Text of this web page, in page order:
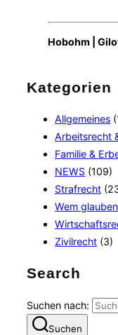
Hobohm |
Kategorien
Allgemeines
Arbeitsrecht
Familie &
NEWS (109)
Strafrecht
Wem
Zivilrecht (3)
Search
Suchen nach:
Suchen